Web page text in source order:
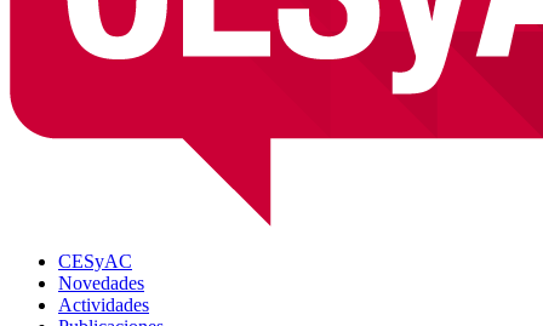
CESyAC
Novedades
Actividades